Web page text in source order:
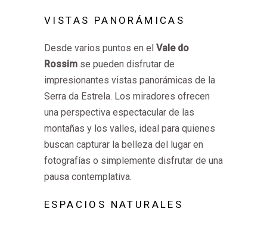
VISTAS PANORÁMICAS
Desde varios puntos en el Vale do
Rossim se pueden disfrutar de
impresionantes vistas panorámicas de la
Serra da Estrela. Los miradores ofrecen
una perspectiva espectacular de las
montañas y los valles, ideal para quienes
buscan capturar la belleza del lugar en
fotografías o simplemente disfrutar de una
pausa contemplativa.
ESPACIOS NATURALES